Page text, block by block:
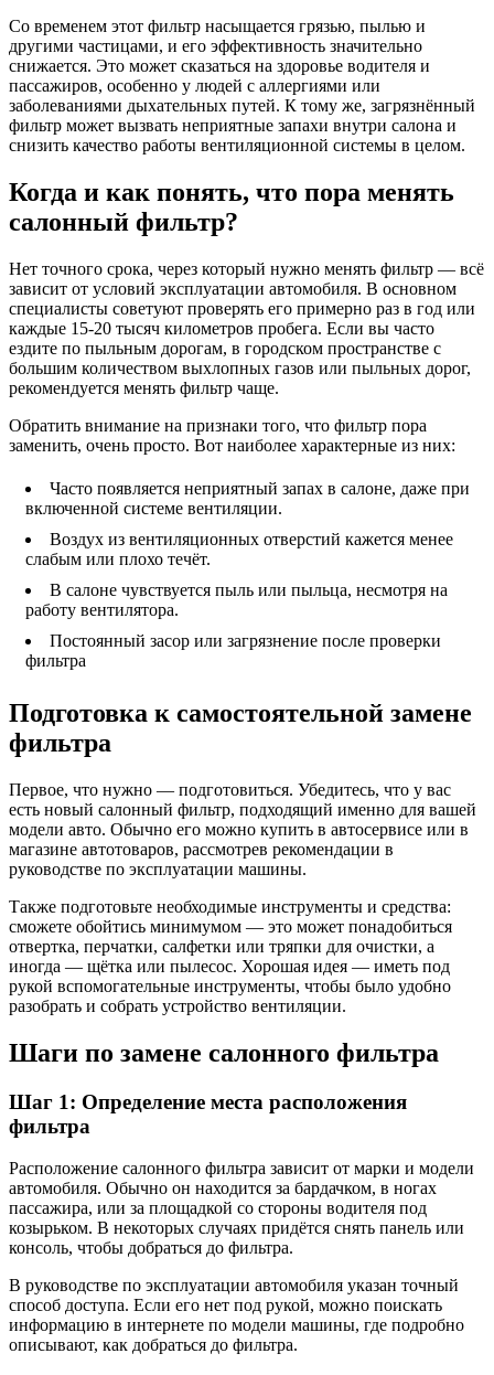
Со временем этот фильтр насыщается грязью, пылью и
другими частицами, и его эффективность значительно
снижается. Это может сказаться на здоровье водителя и
пассажиров, особенно у людей с аллергиями или
заболеваниями дыхательных путей. К тому же, загрязнённый
фильтр может вызвать неприятные запахи внутри салона и
снизить качество работы вентиляционной системы в целом.
Когда и как понять, что пора менять
салонный фильтр?
Нет точного срока, через который нужно менять фильтр — всё
зависит от условий эксплуатации автомобиля. В основном
специалисты советуют проверять его примерно раз в год или
каждые 15-20 тысяч километров пробега. Если вы часто
ездите по пыльным дорогам, в городском пространстве с
большим количеством выхлопных газов или пыльных дорог,
рекомендуется менять фильтр чаще.
Обратить внимание на признаки того, что фильтр пора
заменить, очень просто. Вот наиболее характерные из них:
Часто появляется неприятный запах в салоне, даже при
включенной системе вентиляции.
Воздух из вентиляционных отверстий кажется менее
слабым или плохо течёт.
В салоне чувствуется пыль или пыльца, несмотря на
работу вентилятора.
Постоянный засор или загрязнение после проверки
фильтра
Подготовка к самостоятельной замене
фильтра
Первое, что нужно — подготовиться. Убедитесь, что у вас
есть новый салонный фильтр, подходящий именно для вашей
модели авто. Обычно его можно купить в автосервисе или в
магазине автотоваров, рассмотрев рекомендации в
руководстве по эксплуатации машины.
Также подготовьте необходимые инструменты и средства:
сможете обойтись минимумом — это может понадобиться
отвертка, перчатки, салфетки или тряпки для очистки, а
иногда — щётка или пылесос. Хорошая идея — иметь под
рукой вспомогательные инструменты, чтобы было удобно
разобрать и собрать устройство вентиляции.
Шаги по замене салонного фильтра
Шаг 1: Определение места расположения
фильтра
Расположение салонного фильтра зависит от марки и модели
автомобиля. Обычно он находится за бардачком, в ногах
пассажира, или за площадкой со стороны водителя под
козырьком. В некоторых случаях придётся снять панель или
консоль, чтобы добраться до фильтра.
В руководстве по эксплуатации автомобиля указан точный
способ доступа. Если его нет под рукой, можно поискать
информацию в интернете по модели машины, где подробно
описывают, как добраться до фильтра.